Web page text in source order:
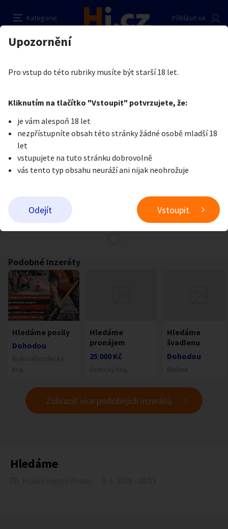
Kategorie
Přihlásit se
Auto-moto
Reality a bydlení Seznamka
Zvířata
Stroje a nářadí PC a elektro Sport a hobby
Sběratelství
Přidat inzerát
Erotika Erotické zboží
Je nám líto, ale tenhle inzerát již není aktuální.
Podobné inzeráty
Hledáme posily
Dohodou
Hledáme
pronájem
25 000 Kč
Hledáme
švadlenu
Dohodou
Zobrazit více podobných inzerátů
Hledáme
Hledáme
Kupující
Pošlete uživateli zprávu
Nahlásit inzerát
Upozornění
Pro vstup do této rubriky musíte být starší 18 let.
Kliknutím na tlačítko "Vstoupit" potvrzujete, že:
je vám alespoň 18 let
nezpřístupníte obsah této stránky žádné osobě mladší 18
let
vstupujete na tuto stránku dobrovolně
vás tento typ obsahu neuráží ani nijak neohrožuje
Odejít Vstoupit